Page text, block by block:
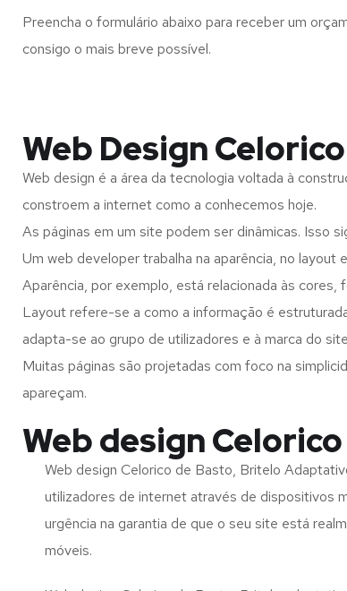
Preencha o formulário abaixo para receber um
consigo o mais breve possível.
Web Design
Web design é a área da tecnologia voltada à
constroem a internet como a conhecemos hoje.
As páginas em um site podem ser dinâmicas. Isso
Um web developer trabalha na aparência, no layout
Aparência, por exemplo, está relacionada às cores,
Layout refere-se a como a informação é
adapta-se ao grupo de utilizadores e à marca do
Muitas páginas são projetadas com foco na
apareçam.
Web design
Web design Celorico de Basto, Britelo
utilizadores de internet através de dispositivos
urgência na garantia de que o seu site está
móveis.